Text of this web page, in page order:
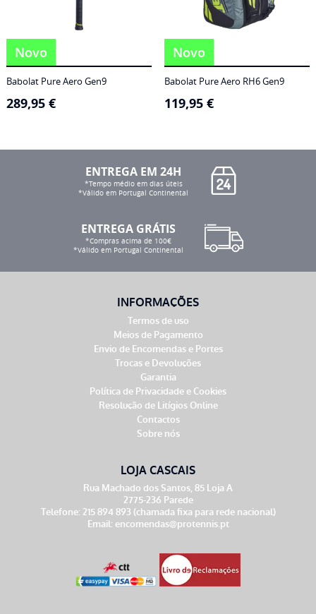
Novo
Babolat Pure Aero Gen9
289,95 €
Novo
Babolat Pure Aero RH6 Gen9
119,95 €
ENTREGA EM 24H
*Tempo médio em dias úteis
*Válido em Portugal Continental
ENTREGA GRÁTIS
*Compras acima de 100€
*Válido em Portugal Continental
INFORMAÇÕES
Termos de uso
Meios de Pagamento
Envio de Encomendas e Portes
Trocas e Devoluções
Garantia
Política de Privacidade e Cookies
Resolução de Litígios Online
Contactos
Sobre nós
LOJA CASCAIS
Rua Machado dos Santos, 85 Loja A
2775-236 Parede
Telefone: 215 894 893 (chamada fixa para rede nacional)
Email: encomendas@protennis.pt